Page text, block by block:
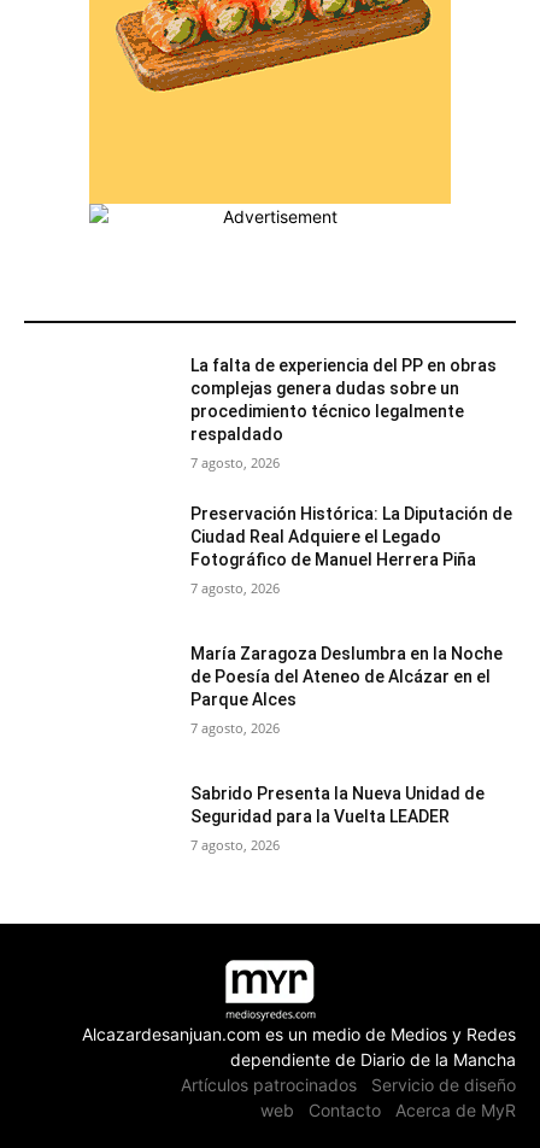
La falta de experiencia del PP en obras
complejas genera dudas sobre un
procedimiento técnico legalmente
respaldado
7 agosto, 2026
Preservación Histórica: La Diputación de
Ciudad Real Adquiere el Legado
Fotográfico de Manuel Herrera Piña
7 agosto, 2026
María Zaragoza Deslumbra en la Noche
de Poesía del Ateneo de Alcázar en el
Parque Alces
7 agosto, 2026
Sabrido Presenta la Nueva Unidad de
Seguridad para la Vuelta LEADER
7 agosto, 2026
Alcazardesanjuan.com es un medio de Medios y Redes
dependiente de Diario de la Mancha
Artículos patrocinados
Servicio de diseño
web
Contacto Acerca de MyR